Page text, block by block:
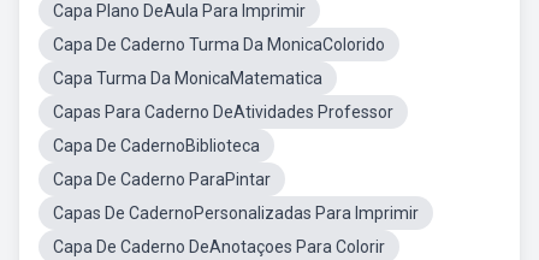
Capa Plano DeAula Para Imprimir
Capa De Caderno Turma Da MonicaColorido
Capa Turma Da MonicaMatematica
Capas Para Caderno DeAtividades Professor
Capa De CadernoBiblioteca
Capa De Caderno ParaPintar
Capas De CadernoPersonalizadas Para Imprimir
Capa De Caderno DeAnotaçoes Para Colorir